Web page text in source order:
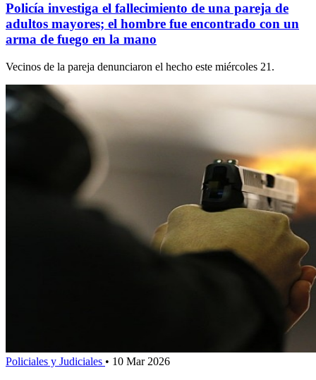
Policía investiga el fallecimiento de una pareja de
adultos mayores; el hombre fue encontrado con un
arma de fuego en la mano
Vecinos de la pareja denunciaron el hecho este miércoles 21.
Policiales y Judiciales • 10 Mar 2026